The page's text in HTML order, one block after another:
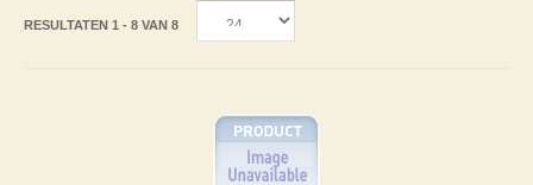
RESULTATEN 1 - 8 VAN 8